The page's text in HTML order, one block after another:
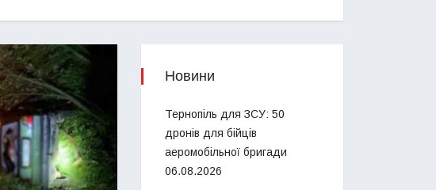
Новини
Тернопіль для ЗСУ: 50
дронів для бійців
аеромобільної бригади
06.08.2026